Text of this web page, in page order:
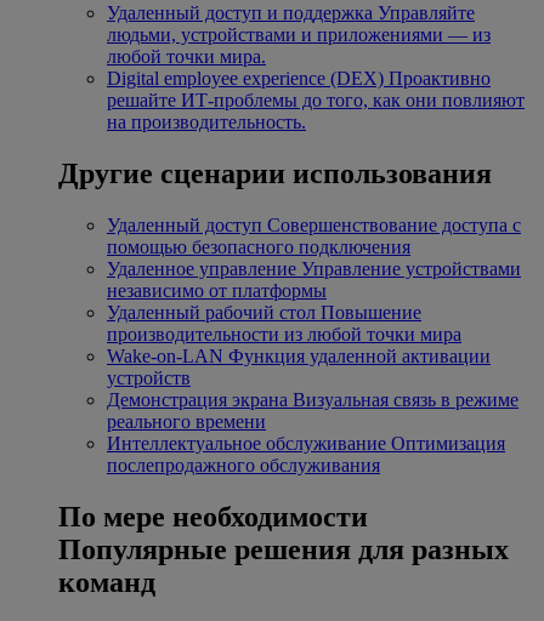
Удаленный доступ и поддержка Управляйте
людьми, устройствами и приложениями — из
любой точки мира.
Digital employee experience (DEX) Проактивно
решайте ИТ-проблемы до того, как они повлияют
на производительность.
Другие сценарии использования
Удаленный доступ Совершенствование доступа с
помощью безопасного подключения
Удаленное управление Управление устройствами
независимо от платформы
Удаленный рабочий стол Повышение
производительности из любой точки мира
Wake-on-LAN Функция удаленной активации
устройств
Демонстрация экрана Визуальная связь в режиме
реального времени
Интеллектуальное обслуживание Оптимизация
послепродажного обслуживания
По мере необходимости
Популярные решения для разных
команд